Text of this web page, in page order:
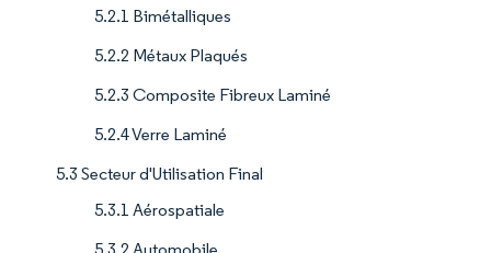
5.2.1 Bimétalliques
5.2.2 Métaux Plaqués
5.2.3 Composite Fibreux Laminé
5.2.4 Verre Laminé
5.3 Secteur d'Utilisation Final
5.3.1 Aérospatiale